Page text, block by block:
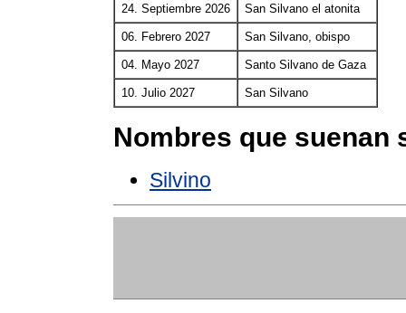
24. Septiembre 2026 San Silvano el atonita
06. Febrero 2027 San Silvano, obispo
04. Mayo 2027 Santo Silvano de Gaza
10. Julio 2027 San Silvano
Nombres que suenan
Silvino